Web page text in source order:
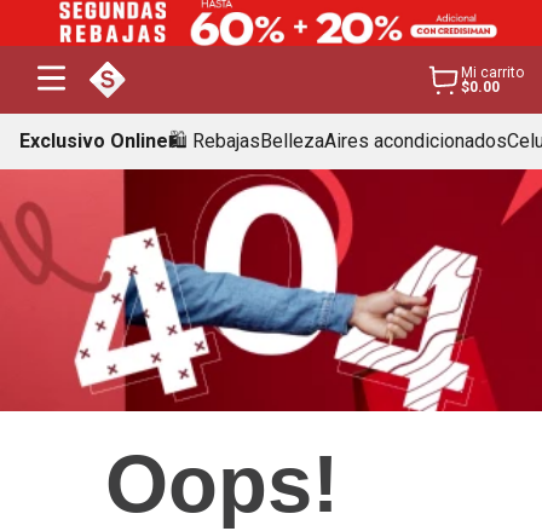
Mi carrito
$0.00
Exclusivo Online🛍️ RebajasBellezaAires acondicionados
Oops!